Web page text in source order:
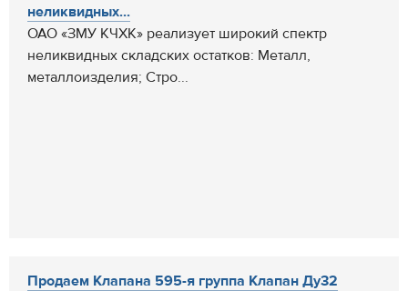
неликвидных...
ОАО «ЗМУ КЧХК» реализует широкий спектр
неликвидных складских остатков: Металл,
металлоизделия; Стро...
Продаем Клапана 595-я группа Клапан Ду32